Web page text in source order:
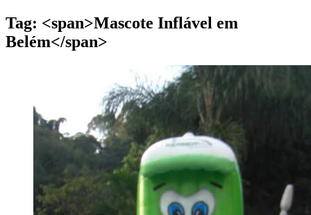
Tag: <span>Mascote Inflável em
Belém</span>